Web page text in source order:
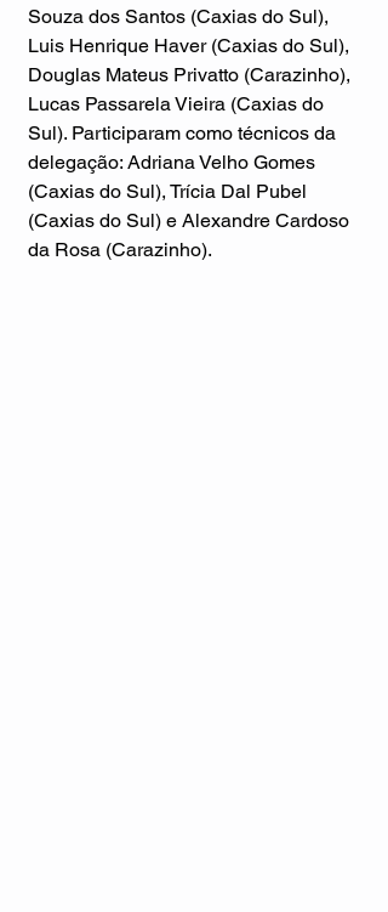
Souza dos Santos (Caxias do Sul),
Luis Henrique Haver (Caxias do Sul),
Douglas Mateus Privatto (Carazinho),
Lucas Passarela Vieira (Caxias do
Sul). Participaram como técnicos da
delegação: Adriana Velho Gomes
(Caxias do Sul), Trícia Dal Pubel
(Caxias do Sul) e Alexandre Cardoso
da Rosa (Carazinho).